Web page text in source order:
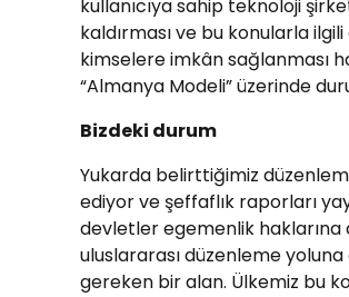
kullanıcıya sahip teknoloji
kaldırması ve bu konularla
kimselere imkân sağlanması
“Almanya Modeli” üzerinde
Bizdeki durum
Yukarda belirttiğimiz
ediyor ve şeffaflık raporları
devletler egemenlik
uluslararası düzenleme
gereken bir alan. Ülkemiz bu